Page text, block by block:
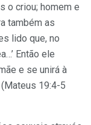
o criou; homem e
também as
lido que, no
Então ele
e se unirá à
(Mateus 19:4-5